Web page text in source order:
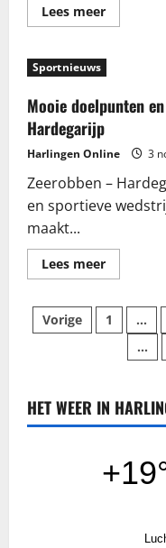
Lees meerLees
meer
gratis
november
Sportnieuws
Mooie doelpunten
Hardegarijp
Harlingen Online 3
Zeerobben –
en sportieve
maakt...
Lees meerLees
meer
en
spanning
tussen
Berichten
paginering
Vorige 1 …
…
HET WEER IN